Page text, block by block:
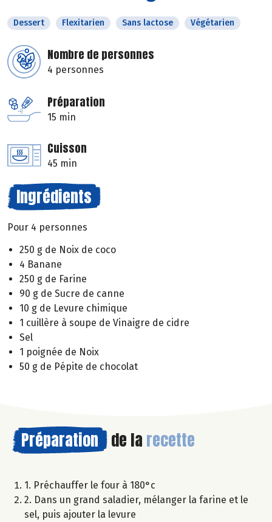
Dessert Flexitarien Sans lactose Végétarien
Nombre de personnes
4 personnes
Préparation
15 min
Cuisson
45 min
Ingrédients
Pour 4 personnes
250 g de Noix de coco
4 Banane
250 g de Farine
90 g de Sucre de canne
10 g de Levure chimique
1 cuillère à soupe de Vinaigre de cidre
Sel
1 poignée de Noix
50 g de Pépite de chocolat
Préparation de la recette
1. Préchauffer le four à 180°c
2. Dans un grand saladier, mélanger la farine et le
sel, puis ajouter la levure